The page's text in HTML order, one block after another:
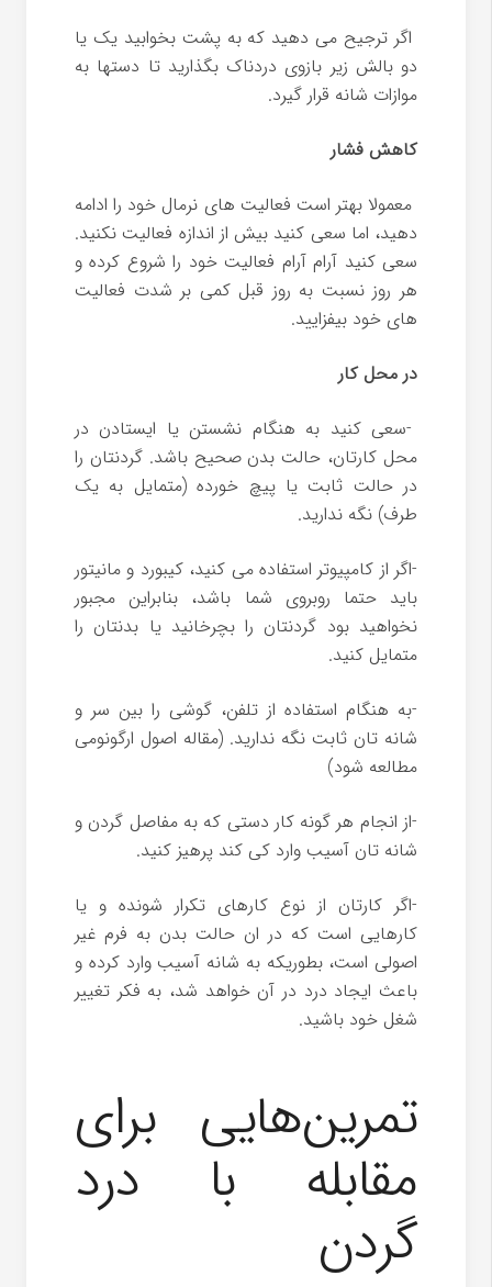
اگر ترجیح می دهید که به پشت بخوابید یک یا
دو بالش زیر بازوی دردناک بگذارید تا دستها به
موازات شانه قرار گیرد.
کاهش فشار
معمولا بهتر است فعالیت های نرمال خود را ادامه
دهید، اما سعی کنید بیش از اندازه فعالیت نکنید.
سعی کنید آرام آرام فعالیت خود را شروع کرده و
هر روز نسبت به روز قبل کمی بر شدت فعالیت
های خود بیفزایید.
در محل کار
-سعی کنید به هنگام نشستن یا ایستادن در
محل کارتان، حالت بدن صحیح باشد. گردنتان را
در حالت ثابت یا پیچ خورده (متمایل به یک
طرف) نگه ندارید.
-اگر از کامپیوتر استفاده می کنید، کیبورد و مانیتور
باید حتما روبروی شما باشد، بنابراین مجبور
نخواهید بود گردنتان را بچرخانید یا بدنتان را
متمایل کنید.
-به هنگام استفاده از تلفن، گوشی را بین سر و
شانه تان ثابت نگه ندارید. (مقاله اصول ارگونومی
مطالعه شود)
-از انجام هر گونه کار دستی که به مفاصل گردن و
شانه تان آسیب وارد کی کند پرهیز کنید.
-اگر کارتان از نوع کارهای تکرار شونده و یا
کارهایی است که در ان حالت بدن به فرم غیر
اصولی است، بطوریکه به شانه آسیب وارد کرده و
باعث ایجاد درد در آن خواهد شد، به فکر تغییر
شغل خود باشید.
تمرین‌هایی برای
مقابله با درد
گردن